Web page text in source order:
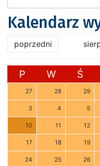
Kalendarz
poprzedni
P W Ś
27 28 29
3 4 5
10 11 12
17 18 19
24 25 26